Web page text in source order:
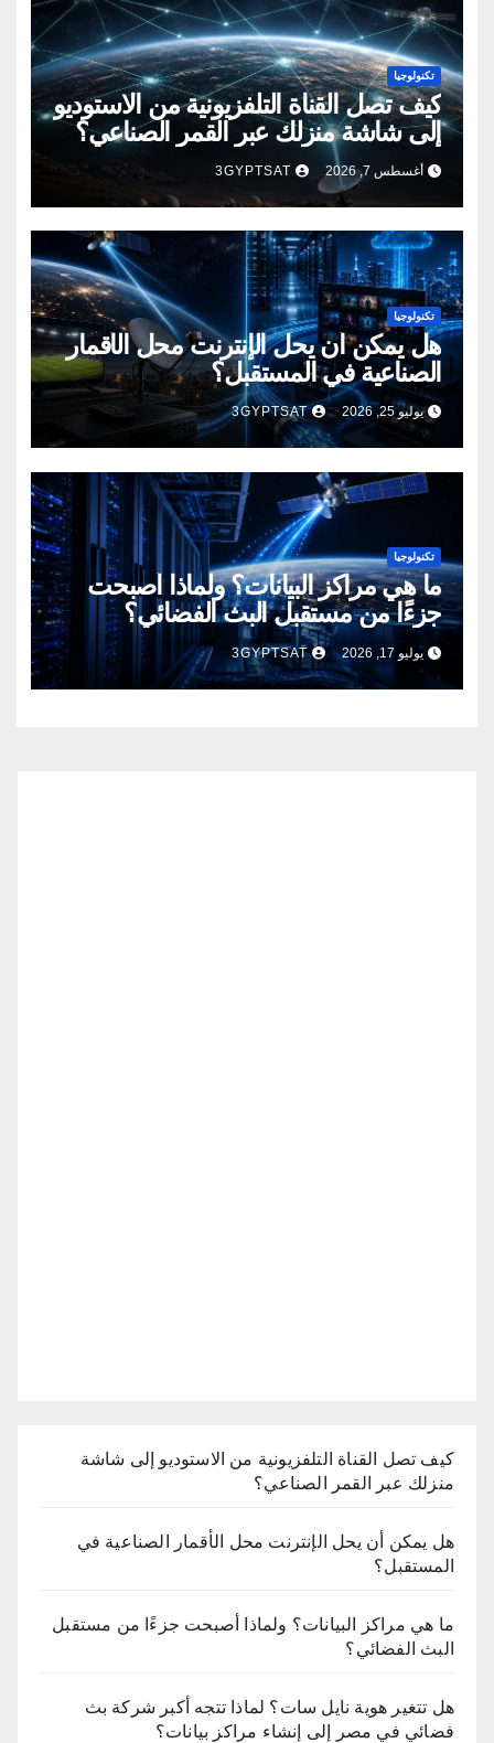
تكنولوجيا
كيف تصل القناة التلفزيونية من الاستوديو
إلى شاشة منزلك عبر القمر الصناعي؟
أغسطس 7, 2026 3GYPTSAT
تكنولوجيا
هل يمكن أن يحل الإنترنت محل الأقمار
الصناعية في المستقبل؟
يوليو 25, 2026 3GYPTSAT
تكنولوجيا
ما هي مراكز البيانات؟ ولماذا أصبحت
جزءًا من مستقبل البث الفضائي؟
يوليو 17, 2026 3GYPTSAT
كيف تصل القناة التلفزيونية من الاستوديو إلى شاشة
منزلك عبر القمر الصناعي؟
هل يمكن أن يحل الإنترنت محل الأقمار الصناعية في
المستقبل؟
ما هي مراكز البيانات؟ ولماذا أصبحت جزءًا من مستقبل
البث الفضائي؟
هل تتغير هوية نايل سات؟ لماذا تتجه أكبر شركة بث
فضائي في مصر إلى إنشاء مراكز بيانات؟